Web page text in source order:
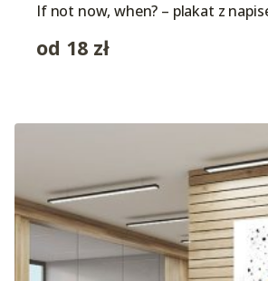
If not now, when? – plakat z
od 18 zł